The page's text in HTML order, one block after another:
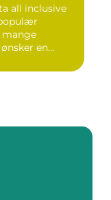
all inclusive
en